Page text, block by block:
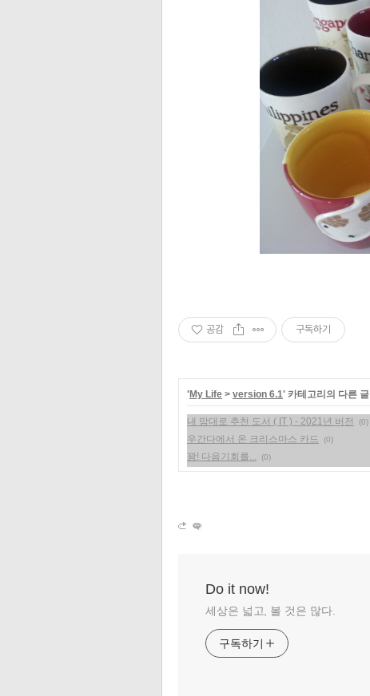
공감 구독하기
'My Life > version 6.1' 카테고리의 다른 글
내 맘대로 추천 도서 ( IT ) - 2021년 버전 (0)
우간다에서 온 크리스마스 카드 (0)
꽝! 다음기회를... (0)
Do it now!
세상은 넓고, 볼 것은 많다.
구독하기